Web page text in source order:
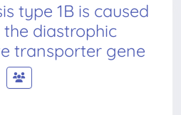
type 1B is caused
diastrophic
transporter gene